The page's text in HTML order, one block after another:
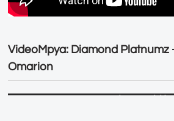
VideoMpya: Diamond
Omarion